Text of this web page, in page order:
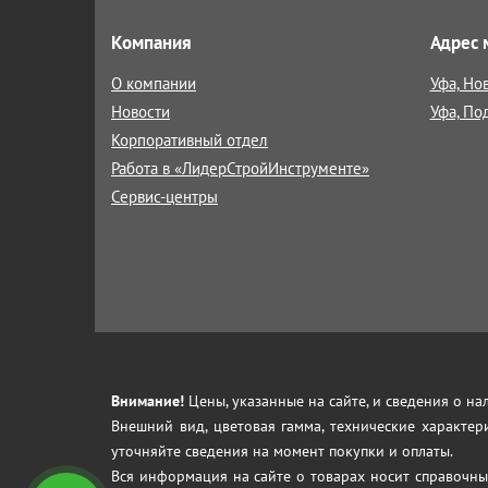
Компания
О компании
Новости
Корпоративный отдел
Работа в «ЛидерСтройИнструменте»
Сервис-центры
Адрес
Уфа,
Уфа,
Внимание! Цены, указанные на сайте, и сведения о
Внешний вид, цветовая гамма, технические
уточняйте сведения на момент покупки и оплаты.
Вся информация на сайте о товарах носит